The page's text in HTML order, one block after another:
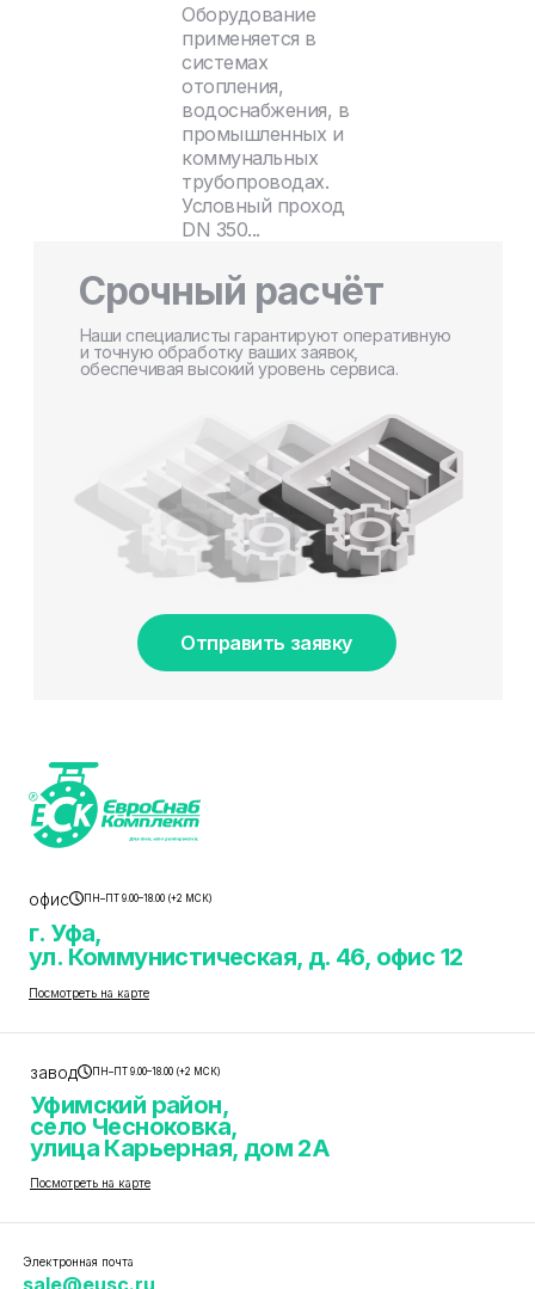
Оборудование
применяется в
системах
отопления,
водоснабжения, в
промышленных и
коммунальных
трубопроводах.
Условный проход
DN 350...
Срочный расчёт
Наши специалисты гарантируют оперативную
и точную обработку ваших заявок,
обеспечивая высокий уровень сервиса.
Отправить заявку
офис ПН–ПТ 9.00–18.00 (+2 МСК)
г. Уфа,
ул. Коммунистическая, д. 46, офис 12
Посмотреть на карте
завод ПН–ПТ 9.00–18.00 (+2 МСК)
Уфимский район,
село Чесноковка,
улица Карьерная, дом 2А
Посмотреть на карте
Электронная почта
sale@eusc.ru